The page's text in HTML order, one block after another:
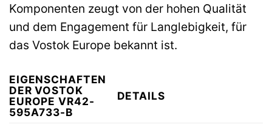
Komponenten zeugt von der hohen Qualität
und dem Engagement für Langlebigkeit, für
das Vostok Europe bekannt ist.
EIGENSCHAFTEN
DER VOSTOK
EUROPE VR42-
595A733-B
DETAILS